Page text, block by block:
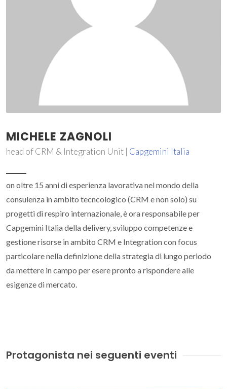
MICHELE ZAGNOLI
head of CRM & Integration Unit | Capgemini Italia
on oltre 15 anni di esperienza lavorativa nel mondo della
consulenza in ambito tecncologico (CRM e non solo) su
progetti di respiro internazionale, è ora responsabile per
Capgemini Italia della delivery, sviluppo competenze e
gestione risorse in ambito CRM e Integration con focus
particolare nella definizione della strategia di lungo periodo
da mettere in campo per esere pronto a rispondere alle
esigenze di mercato.
Protagonista nei seguenti eventi